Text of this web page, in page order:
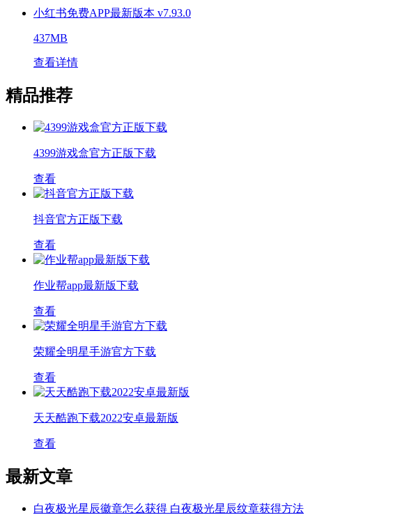
小红书免费APP最新版本 v7.93.0
437MB
查看详情
精品推荐
4399游戏盒官方正版下载
查看
抖音官方正版下载
查看
作业帮app最新版下载
查看
荣耀全明星手游官方下载
查看
天天酷跑下载2022安卓最新版
查看
最新文章
白夜极光星辰徽章怎么获得 白夜极光星辰纹章获得方法